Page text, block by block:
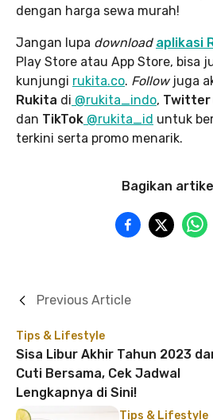
dengan harga sewa murah!
Jangan lupa download aplikasi
Play Store atau App Store, bisa
kunjungi rukita.co. Followjuga
Rukita di @rukita_indo, Twitter
dan TikTok @rukita_id untuk
terkini serta promo menarik.
Bagikan
Tips & Lifestyle
Sisa Libur Akhir Tahun 2023
Cuti Bersama, Cek Jadwal
Lengkapnya di Sini!
Previous Article
Tips & Lifestyle